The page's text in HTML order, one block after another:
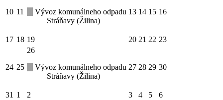
10 11
Vývoz komunálneho odpadu
Stráňavy (Žilina)
13 14 15 16
17 18 19 20 21 22 23
24 25
26
Vývoz komunálneho odpadu
Stráňavy (Žilina)
27 28 29 30
31 1 2 3 4 5
6